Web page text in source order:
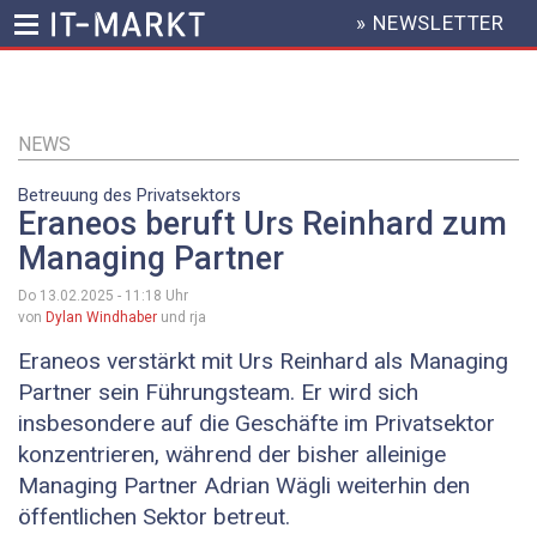
Inhalt
HEADER
MENU
» NEWSLETTER
NEWS
Betreuung des Privatsektors
Eraneos beruft Urs Reinhard zum
Managing Partner
Do 13.02.2025 - 11:18 Uhr
von Dylan Windhaber und rja
Eraneos verstärkt mit Urs Reinhard als Managing
Partner sein Führungsteam. Er wird sich
insbesondere auf die Geschäfte im Privatsektor
konzentrieren, während der bisher alleinige
Managing Partner Adrian Wägli weiterhin den
öffentlichen Sektor betreut.